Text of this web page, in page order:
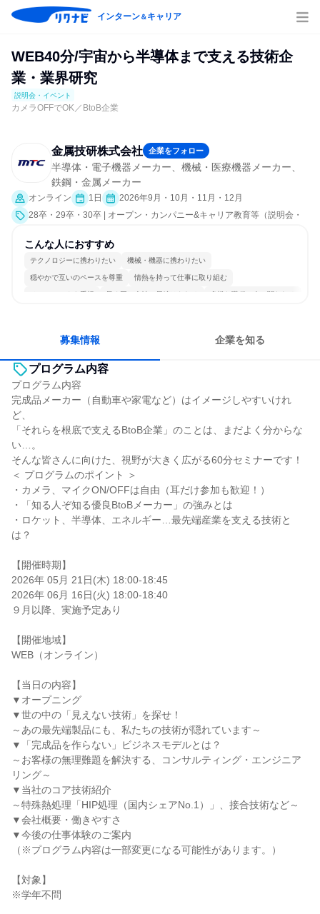
インターン＆キャリア
WEB40分/宇宙から半導体まで支える技術企
業・業界研究
説明会・イベント
カメラOFFでOK／BtoB企業
金属技研株式会社 企業をフォロー
半導体・電子機器メーカー、機械・医療機器メーカー、
鉄鋼・金属メーカー
オンライン 1日
2026年9月・10月・11月・12月
28卒・29卒・30卒 | オープン・カンパニー&キャリア教育等（説明会・
こんな人におすすめ
テクノロジーに携わりたい 機械・機器に携わりたい
穏やかで互いのペースを尊重 情熱を持って仕事に取り組む
チームワークを重視 長く同じ会社に居続けられる 多様な職種の人と関われる
募集情報 企業を知る
プログラム内容
プログラム内容
完成品メーカー（自動車や家電など）はイメージしやすいけれ
ど、
「それらを根底で支えるBtoB企業」のことは、まだよく分からな
い…。
そんな皆さんに向けた、視野が大きく広がる60分セミナーです！
＜ プログラムのポイント ＞
・カメラ、マイクON/OFFは自由（耳だけ参加も歓迎！）
・「知る人ぞ知る優良BtoBメーカー」の強みとは
・ロケット、半導体、エネルギー…最先端産業を支える技術と
は？
【開催時期】
2026年 05月 21日(木) 18:00-18:45
2026年 06月 16日(火) 18:00-18:40
９月以降、実施予定あり
【開催地域】
WEB（オンライン）
【当日の内容】
▼オープニング
▼世の中の「見えない技術」を探せ！
～あの最先端製品にも、私たちの技術が隠れています～
▼「完成品を作らない」ビジネスモデルとは？
～お客様の無理難題を解決する、コンサルティング・エンジニア
リング～
▼当社のコア技術紹介
～特殊熱処理「HIP処理（国内シェアNo.1）」、接合技術など～
▼会社概要・働きやすさ
▼今後の仕事体験のご案内
（※プログラム内容は一部変更になる可能性があります。）
【対象】
※学年不問